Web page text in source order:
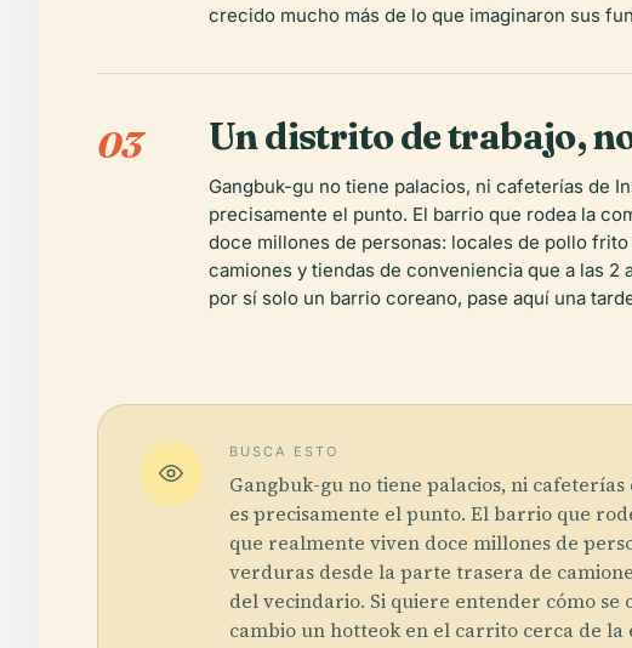
crecido mucho más de lo que imaginaron sus
03 Un distrito de trabajo,
Gangbuk-gu no tiene palacios, ni cafeterías de
precisamente el punto. El barrio que rodea la
doce millones de personas: locales de pollo
camiones y tiendas de conveniencia que a las
por sí solo un barrio coreano, pase aquí una
BUSCA ESTO
Gangbuk-gu no tiene palacios, ni
es precisamente el punto. El barrio que
que realmente viven doce millones de
verduras desde la parte trasera de
del vecindario. Si quiere entender cómo
cambio un hotteok en el carrito cerca de la